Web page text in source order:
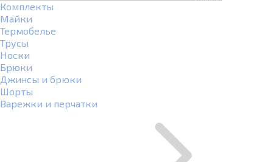
Комплекты
Майки
Термобелье
Трусы
Носки
Брюки
Джинсы и брюки
Шорты
Варежки и перчатки